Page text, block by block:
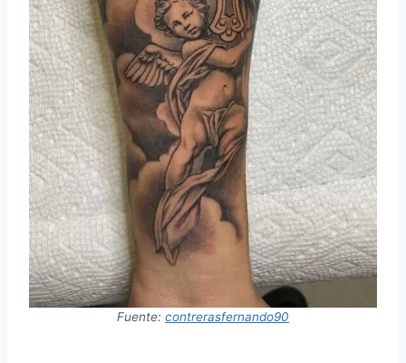
Fuente: contrerasfernando90